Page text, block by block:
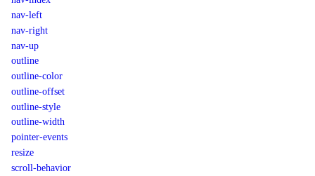
nav-left
nav-right
nav-up
outline
outline-color
outline-offset
outline-style
outline-width
pointer-events
resize
scroll-behavior